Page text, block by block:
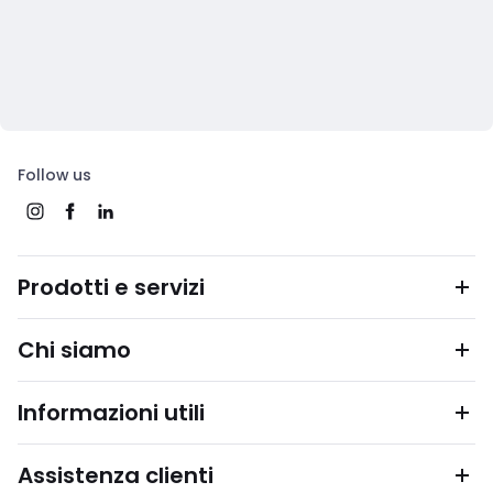
Follow us
Prodotti e servizi
Chi siamo
Informazioni utili
Assistenza clienti